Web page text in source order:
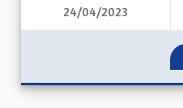
24/04/2023